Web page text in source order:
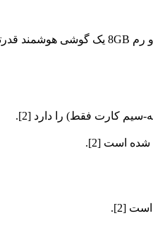
سیم کارت فقط) را دارد [2].
[2].